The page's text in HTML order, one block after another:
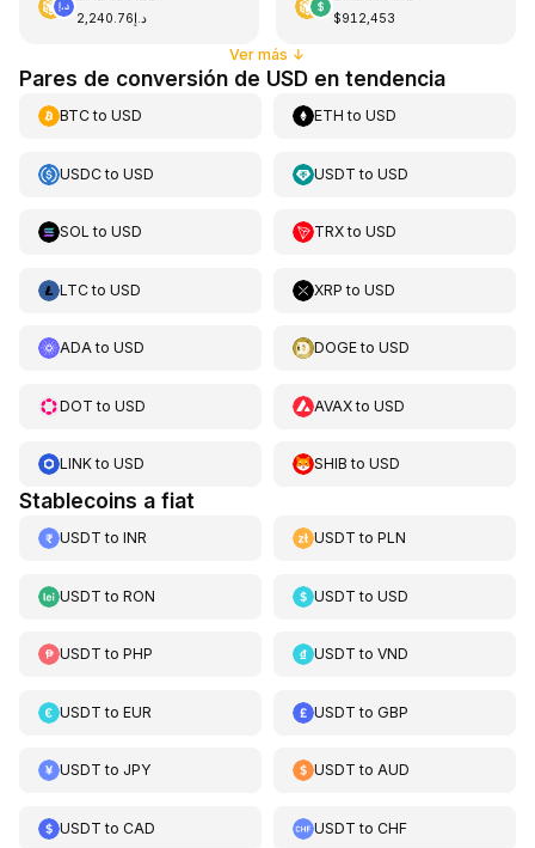
د.إ2,240.76 $912,453
Ver más ↓
Pares de conversión de USD en tendencia
BTCto USD ETH toUSD
USDCto USD USDT toUSD
SOL to USD TRXtoUSD
LTCto USD XRP toUSD
ADAto USD DOGEtoUSD
DOT to USD AVAXtoUSD
LINKto USD SHIB toUSD
Stablecoins a fiat
USDT to INR USDT toPLN
USDT to RON USDT toUSD
USDT to PHP USDT toVND
USDT to EUR USDT toGBP
USDT to JPY USDT toAUD
USDT to CAD USDT toCHF